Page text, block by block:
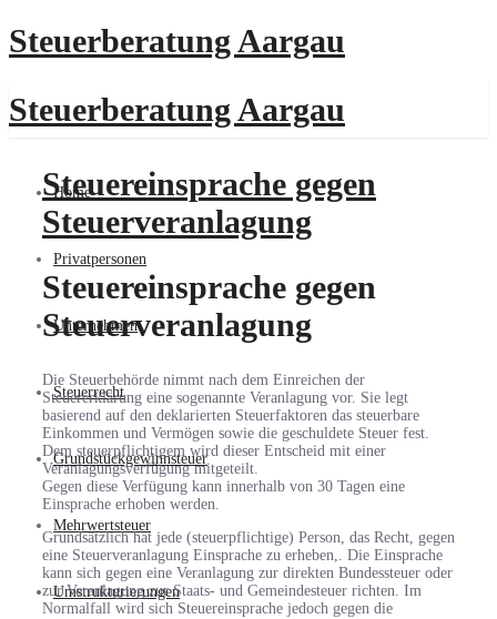
Steuerberatung Aargau
Steuerberatung Aargau
Home
Privatpersonen
Unternehmen
Steuerrecht
Grundstückgewinnsteuer
Mehrwertsteuer
Umstrukturierungen
Steuereinsprache gegen
Steuerveranlagung
Steuereinsprache gegen
Steuerveranlagung
Die Steuerbehörde nimmt nach dem Einreichen der
Steuererklärung eine sogenannte Veranlagung vor. Sie legt
basierend auf den deklarierten Steuerfaktoren das steuerbare
Einkommen und Vermögen sowie die geschuldete Steuer fest.
Dem steuerpflichtigem wird dieser Entscheid mit einer
Veranlagungsverfügung mitgeteilt.
Gegen diese Verfügung kann innerhalb von 30 Tagen eine
Einsprache erhoben werden.
Grundsätzlich hat jede (steuerpflichtige) Person, das Recht, gegen
eine Steuerveranlagung Einsprache zu erheben,. Die Einsprache
kann sich gegen eine Veranlagung zur direkten Bundessteuer oder
zur Veranlagung zur Staats- und Gemeindesteuer richten. Im
Normalfall wird sich Steuereinsprache jedoch gegen die